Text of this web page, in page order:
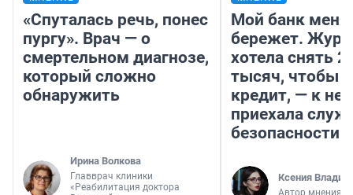
«Спуталась речь, понес
пургу». Врач — о
смертельном диагнозе,
который сложно
обнаружить
Ирина Волкова
Главврач клиники
«Реабилитация доктора
Мой банк меня
бережет.
хотела снять
тысяч, чтобы
кредит, — к
приехала
безопасности
Ксения